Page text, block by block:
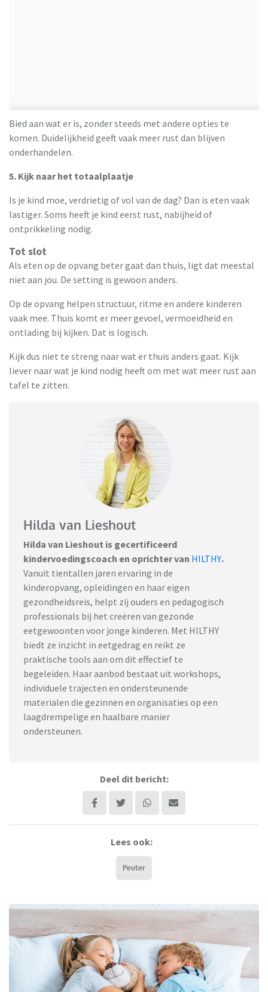
Bied aan wat er is, zonder steeds met andere opties te
komen. Duidelijkheid geeft vaak meer rust dan blijven
onderhandelen.
5. Kijk naar het totaalplaatje
Is je kind moe, verdrietig of vol van de dag? Dan is eten vaak
lastiger. Soms heeft je kind eerst rust, nabijheid of
ontprikkeling nodig.
Tot slot
Als eten op de opvang beter gaat dan thuis, ligt dat meestal
niet aan jou. De setting is gewoon anders.
Op de opvang helpen structuur, ritme en andere kinderen
vaak mee. Thuis komt er meer gevoel, vermoeidheid en
ontlading bij kijken. Dat is logisch.
Kijk dus niet te streng naar wat er thuis anders gaat. Kijk
liever naar wat je kind nodig heeft om met wat meer rust aan
tafel te zitten.
Hilda van Lieshout
Hilda van Lieshout is gecertificeerd
kindervoedingscoach en oprichter van HILTHY.
Vanuit tientallen jaren ervaring in de
kinderopvang, opleidingen en haar eigen
gezondheidsreis, helpt zij ouders en pedagogisch
professionals bij het creëren van gezonde
eetgewoonten voor jonge kinderen. Met HILTHY
biedt ze inzicht in eetgedrag en reikt ze
praktische tools aan om dit effectief te
begeleiden. Haar aanbod bestaat uit workshops,
individuele trajecten en ondersteunende
materialen die gezinnen en organisaties op een
laagdrempelige en haalbare manier
ondersteunen.
Deel dit bericht:
Lees ook:
Peuter